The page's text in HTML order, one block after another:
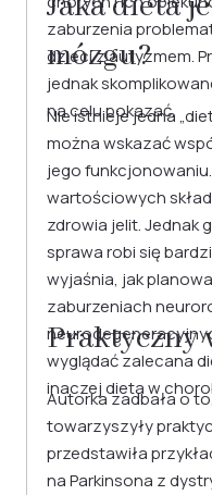
zaburzenia
dzieci z autyzmem.
jednak
na celu pokazać.
mózgu?
Nie istnieje jedna
można wskazać
jego
wartościowych
zdrowia jelit. Jednak
sprawa robi się
wyjaśnia, jak
zaburzeniach
wyglądać zalecana
inaczej dieta w
Praktyczny
Autorka zadbała o
towarzyszyły
przedstawiła
na Parkinsona z